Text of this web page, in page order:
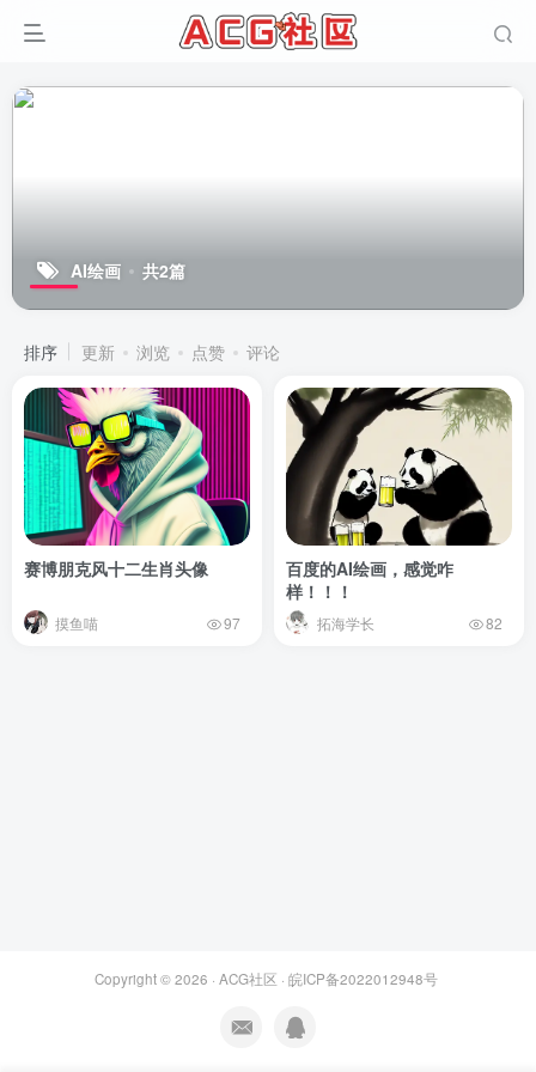
AI绘画 共2篇
排序 更新 浏览 点赞 评论
赛博朋克风十二生肖头像
摸鱼喵 97
百度的AI绘画，感觉咋
样！！！
拓海学长 82
Copyright © 2026 · ACG社区 · 皖ICP备2022012948号